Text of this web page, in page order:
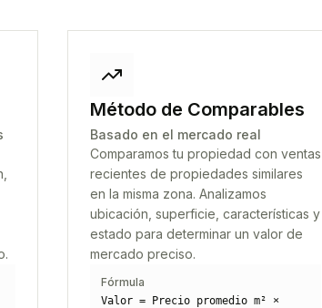
Método de Comparables
Basado en el mercado real
Comparamos tu propiedad con ventas
recientes de propiedades similares
en la misma zona. Analizamos
ubicación, superficie, características y
estado para determinar un valor de
mercado preciso.
Fórmula
Valor = Precio promedio m² ×